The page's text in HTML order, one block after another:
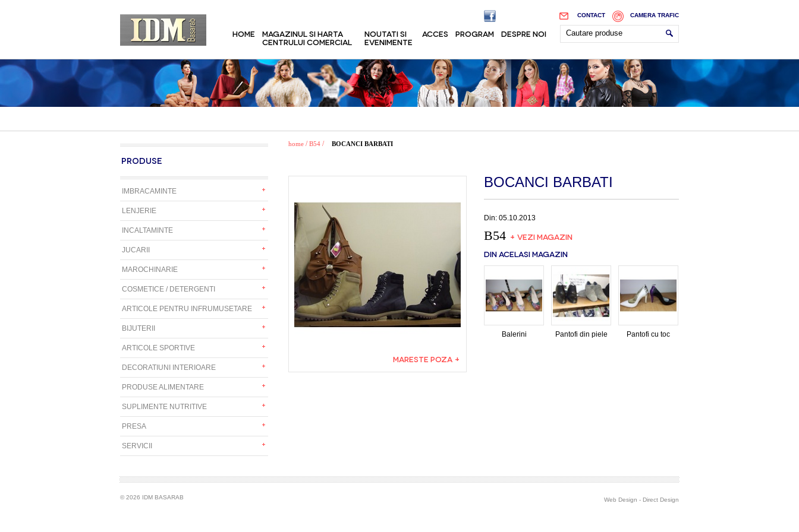
CAMERA TRAFIC
CONTACT
HOME
MAGAZINUL SI HARTA
CENTRULUI COMERCIAL
NOUTATI SI
EVENIMENTE
ACCES PROGRAM DESPRE NOI
PRODUSE
IMBRACAMINTE
LENJERIE
INCALTAMINTE
JUCARII
MAROCHINARIE
COSMETICE / DETERGENTI
ARTICOLE PENTRU INFRUMUSETARE
BIJUTERII
ARTICOLE SPORTIVE
DECORATIUNI INTERIOARE
PRODUSE ALIMENTARE
SUPLIMENTE NUTRITIVE
PRESA
SERVICII
home / B54 / BOCANCI BARBATI
MARESTE POZA +
BOCANCI BARBATI
Din: 05.10.2013
B54 + VEZI MAGAZIN
DIN ACELASI MAGAZIN
Balerini Pantofi din piele Pantofi cu toc
© 2026 IDM BASARAB Web Design - Direct Design